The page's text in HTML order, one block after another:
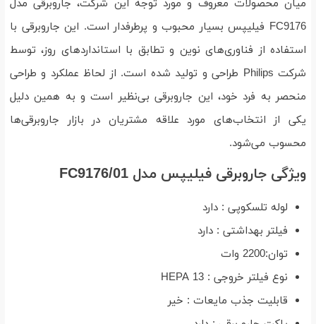
میان محصولات معروف و مورد توجه این شرکت، جاروبرقی مدل
FC9176 فیلیپس بسیار محبوب و پرطرفدار است. این جاروبرقی با
استفاده از فناوری‌های نوین و تطابق با استانداردهای روز، توسط
شرکت Philips طراحی و تولید شده است. از لحاظ عملکرد و طراحی
منحصر به فرد خود، این جاروبرقی بی‌نظیر است و به همین دلیل
یکی از انتخاب‌های مورد علاقه مشتریان در بازار جاروبرقی‌ها
محسوب می‌شود.
ویژگی جاروبرقی فیلیپس مدل FC9176/01
لوله تلسکوپی : دارد
فیلتر بهداشتی : دارد
توان:2200 وات
نوع فیلتر خروجی : HEPA 13
قابلیت جذب مایعات : خیر